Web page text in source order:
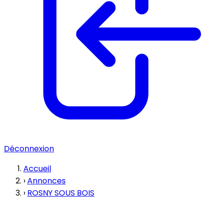
Déconnexion
Accueil
›Annonces
› ROSNY SOUS BOIS